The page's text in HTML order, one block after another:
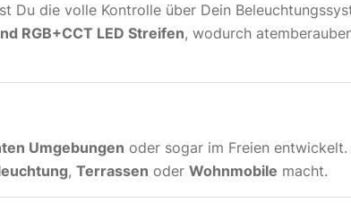
Du die volle Kontrolle über Dein
RGB+CCT LED Streifen, wodurch
Umgebungen oder sogar im Freien
, Terrassen oder Wohnmobile macht.